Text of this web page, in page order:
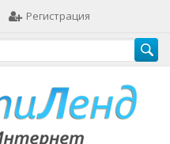
Регистрация